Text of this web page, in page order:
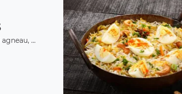
...